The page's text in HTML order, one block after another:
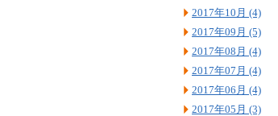
2017年10月 (4)
2017年09月 (5)
2017年08月 (4)
2017年07月 (4)
2017年06月 (4)
2017年05月 (3)